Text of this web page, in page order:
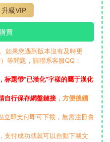
升級VIP
買
如果您遇到版本沒有及時更
等問題，請聯系客服QQ：
标題帶“已漢化”字樣的屬于漢化
自行保存網盤鏈接 ，方便後續
立即支付即可下載，無需注冊會
支付成功就就可以自動下載文